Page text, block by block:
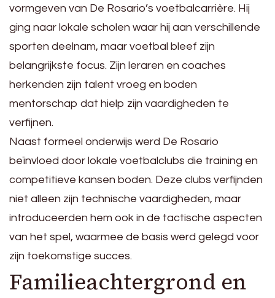
vormgeven van De Rosario’s voetbalcarrière. Hij
ging naar lokale scholen waar hij aan verschillende
sporten deelnam, maar voetbal bleef zijn
belangrijkste focus. Zijn leraren en coaches
herkenden zijn talent vroeg en boden
mentorschap dat hielp zijn vaardigheden te
verfijnen.
Naast formeel onderwijs werd De Rosario
beïnvloed door lokale voetbalclubs die training en
competitieve kansen boden. Deze clubs verfijnden
niet alleen zijn technische vaardigheden, maar
introduceerden hem ook in de tactische aspecten
van het spel, waarmee de basis werd gelegd voor
zijn toekomstige succes.
Familieachtergrond en